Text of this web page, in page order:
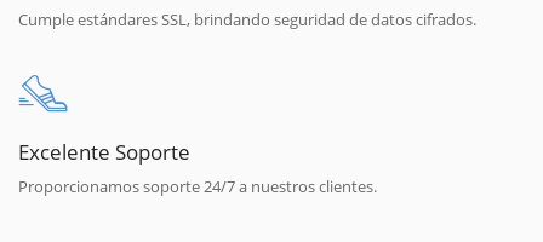
Cumple estándares SSL, brindando seguridad de datos cifrados.
Excelente Soporte
Proporcionamos soporte 24/7 a nuestros clientes.